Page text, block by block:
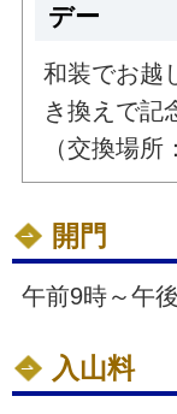
デー
和装でお越
き換えで記
（交換場所
開門
午前9時～午
入山料